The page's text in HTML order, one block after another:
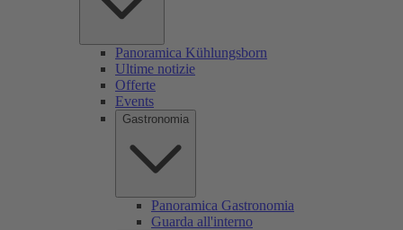
Panoramica Kühlungsborn
Ultime notizie
Offerte
Events
Gastronomia
Panoramica Gastronomia
Guarda all'interno